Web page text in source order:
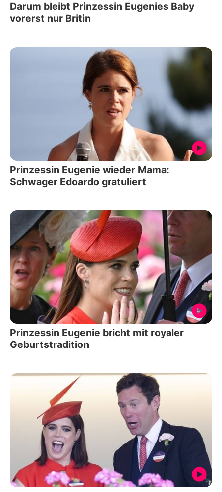
Darum bleibt Prinzessin Eugenies Baby
vorerst nur Britin
Prinzessin Eugenie wieder Mama:
Schwager Edoardo gratuliert
Prinzessin Eugenie bricht mit royaler
Geburtstradition